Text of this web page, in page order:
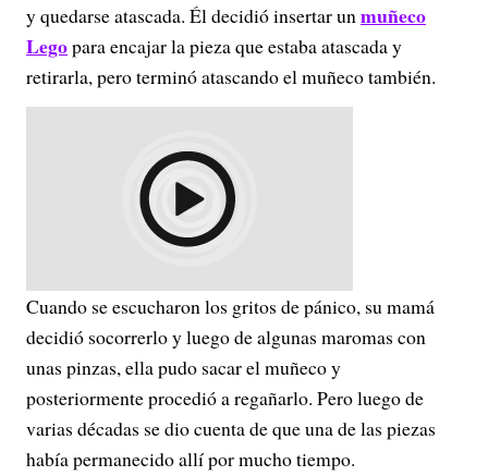
y quedarse atascada. Él decidió insertar unmuñeco
Legopara encajar la pieza que estaba atascada y
retirarla, pero terminó atascando el muñeco también.
Cuando se escucharon los gritos de pánico, su mamá
decidió socorrerlo y luego de algunas maromas con
unas pinzas, ella pudo sacar el muñeco y
posteriormente procedió a regañarlo. Pero luego de
varias décadas se dio cuenta de que una de las piezas
había permanecido allí por mucho tiempo.